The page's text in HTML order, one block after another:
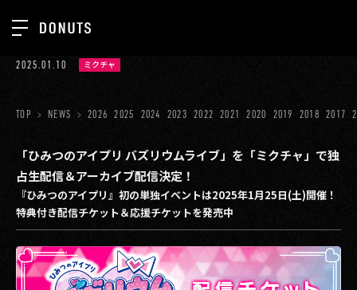
ジョブカン
ゲーム
ミクチャ
医療(CLIUS)
出版メディア
美少女図鑑
TOP
ABOUT
SERVICES
GROUP
RECRUIT
CONTACT
2025.01.10 ミクチャ
TOP NEWS 2026 2025 2024 2023 2022 2021 2020 2019 2018 2017
「ひみつのアイプリ バズリウムライブ」を「ミクチャ」で独
占生配信＆アーカイブ配信決定！
『ひみつのアイプリ』初の単独イベントは2025年1月25日(土)開催！
特典付き配信チケット＆応援チケットを発売中